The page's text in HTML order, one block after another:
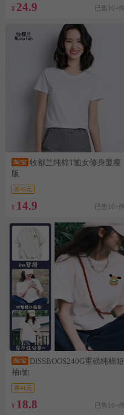
¥ 24.9 已售10+件
牧都兰纯棉T恤女修身显瘦
版
券45元
¥ 14.9 已售10+件
DISSBOOS240G重磅纯棉短
袖t恤
券41元
¥ 18.8 已售10+件